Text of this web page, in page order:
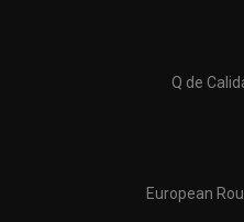
Q de
European